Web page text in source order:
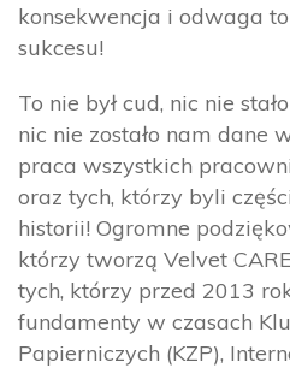
konsekwencja i odwaga
sukcesu!
To nie był cud, nic nie
nic nie zostało nam dane
praca wszystkich
oraz tych, którzy byli
historii! Ogromne
którzy tworzą Velvet
tych, którzy przed 2013
fundamenty w czasach
Papierniczych (KZP),